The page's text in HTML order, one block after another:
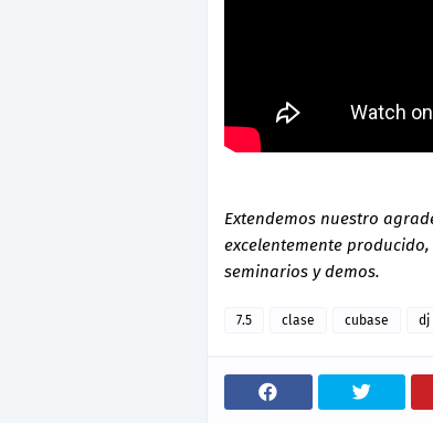
Extendemos nuestro
excelentemente
seminarios y demos.
7.5 clase cubase dj